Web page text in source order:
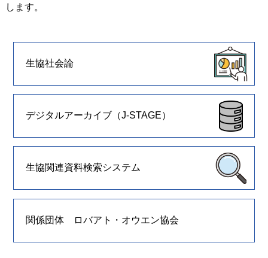
します。
生協社会論
デジタルアーカイブ（J-STAGE）
生協関連資料検索システム
関係団体 ロバアト・オウエン協会